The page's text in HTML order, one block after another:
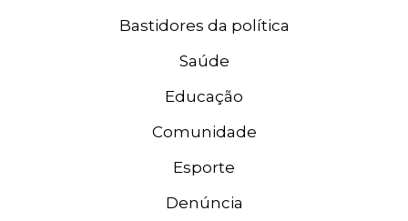
Bastidores da política
Saúde
Educação
Comunidade
Esporte
Denúncia